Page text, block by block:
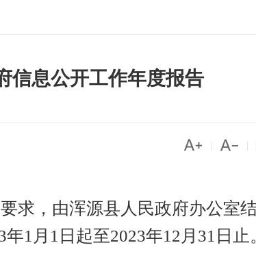
信息公开工作年度报告
 
求，由浑源县人民政府办公室
年1月1日起至2023年12月31日止